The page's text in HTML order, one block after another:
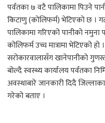
पर्वतका ७ वटै पालिकामा पिउने
किटाणु (कोलिफर्म) भेटिएको छ ।
पालिकामा गरिएको पानीको नमुना
कोलिफर्म उच्च मात्रामा भेटिएको
सरोकारवालासँग खानेपानीको
बोल्दै स्वस्थ्य कार्यालय पर्वतका
अवस्थाबारे जानकारी दिदै
गरेको बताए ।